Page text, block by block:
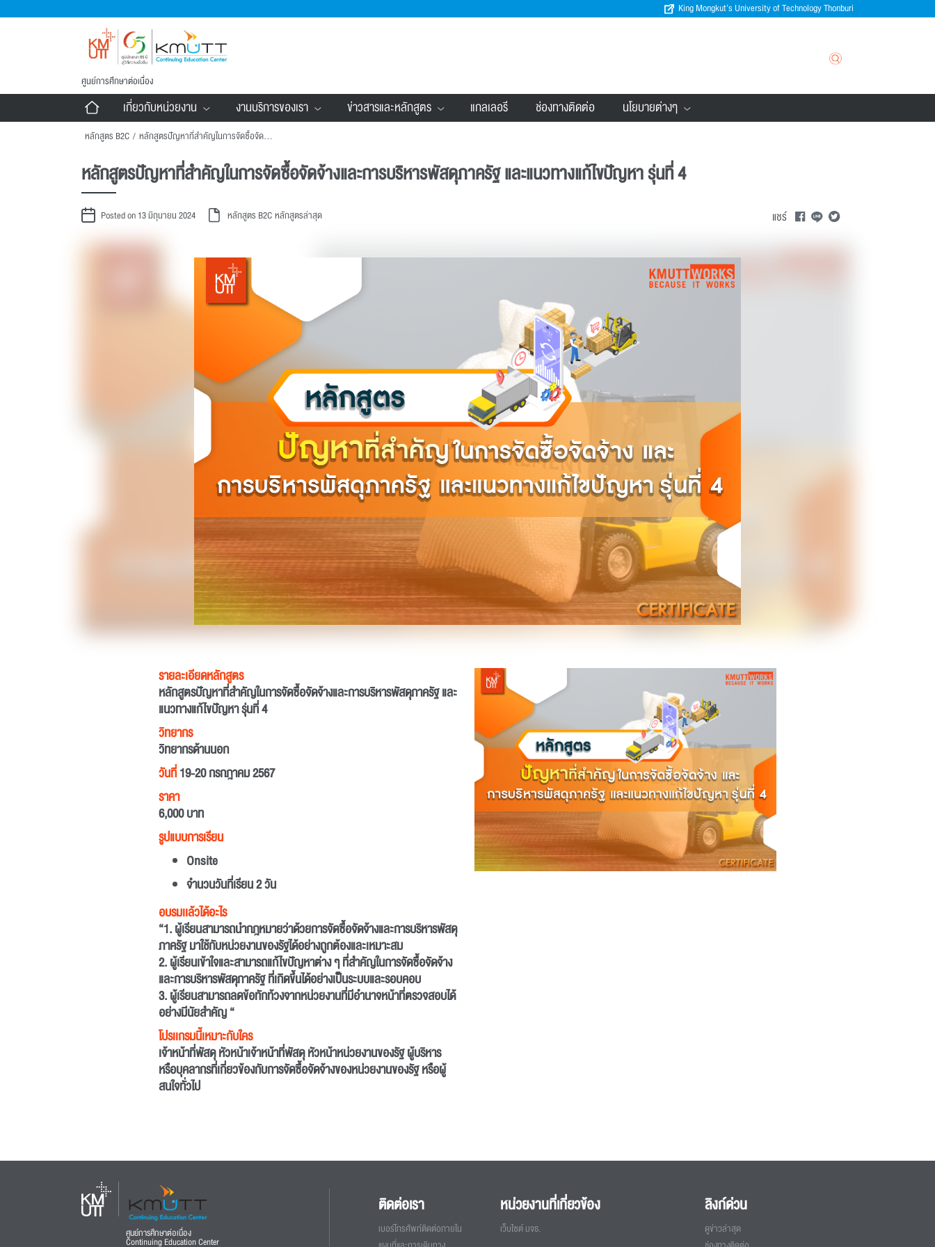
King Mongkut’s University of Technology Thonburi
ศูนย์การศึกษาต่อเนื่อง
เกี่ยวกับหน่วยงาน งานบริการของเรา ข่าวสารและหลักสูตร แกลเลอรี ช่องทางติดต่อ นโยบายต่างๆ
หลักสูตร B2C / หลักสูตรปัญหาที่สำคัญในการจัดซื้อจัดจ้างและการบริหารพัสดุภาครัฐ และแนวทางแก้ไขปัญหา รุ่นที่ 4
หลักสูตรปัญหาที่สำคัญในการจัดซื้อจัดจ้างและการบริหารพัสดุภาครัฐ และแนวทางแก้ไขปัญหา รุ่นที่ 4
Posted on 13 มิถุนายน 2024 หลักสูตร B2Cหลักสูตรล่าสุด แชร์
รายละเอียดหลักสูตร
หลักสูตรปัญหาที่สำคัญในการจัดซื้อจัดจ้างและการบริหารพัสดุภาครัฐ และ
แนวทางแก้ไขปัญหา รุ่นที่ 4
วิทยากร
วิทยากรด้านนอก
วันที่19-20 กรกฎาคม 2567
ราคา
6,000 บาท
รูปแบบการเรียน
Onsite
จำนวนวันที่เรียน 2 วัน
อบรมเเล้วได้อะไร
“1. ผู้เรียนสามารถนำกฎหมายว่าด้วยการจัดซื้อจัดจ้างและการบริหารพัสดุ
ภาครัฐ มาใช้กับหน่วยงานของรัฐได้อย่างถูกต้องและเหมาะสม
2. ผู้เรียนเข้าใจและสามารถแก้ไขปัญหาต่าง ๆ ที่สำคัญในการจัดซื้อจัดจ้าง
และการบริหารพัสดุภาครัฐ ที่เกิดขึ้นได้อย่างเป็นระบบและรอบคอบ
3. ผู้เรียนสามารถลดข้อทักท้วงจากหน่วยงานที่มีอำนาจหน้าที่ตรวจสอบได้
อย่างมีนัยสำคัญ “
โปรเเกรมนี้เหมาะกับใคร
เจ้าหน้าที่พัสดุ หัวหน้าเจ้าหน้าที่พัสดุ หัวหน้าหน่วยงานของรัฐ ผู้บริหาร
หรือบุคลากรที่เกี่ยวข้องกับการจัดซื้อจัดจ้างของหน่วยงานของรัฐ หรือผู้
สนใจทั่วไป
ศูนย์การศึกษาต่อเนื่อง
Continuing Education Center
ติดต่อเรา
เบอร์โทรศัพท์ติดต่อภายใน
หน่วยงานที่เกี่ยวข้อง
เว็บไซต์ มจธ.
ลิงก์ด่วน
ดูข่าวล่าสุด